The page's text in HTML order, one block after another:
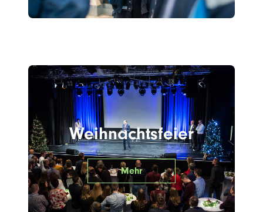
Weihnachtsfeier
Mehr